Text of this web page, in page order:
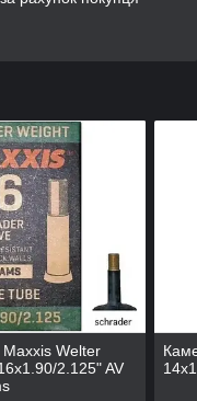
Welter
2.125" AV